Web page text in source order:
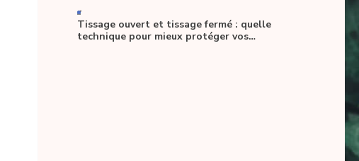
-
Tissage ouvert et tissage fermé : quelle
technique pour mieux protéger vos